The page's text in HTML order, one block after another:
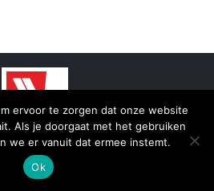
- Koerier Groningen
Bottom menu
ervoor te zorgen dat onze website
Als je doorgaat met het gebruiken
we er vanuit dat ermee instemt.
Ok